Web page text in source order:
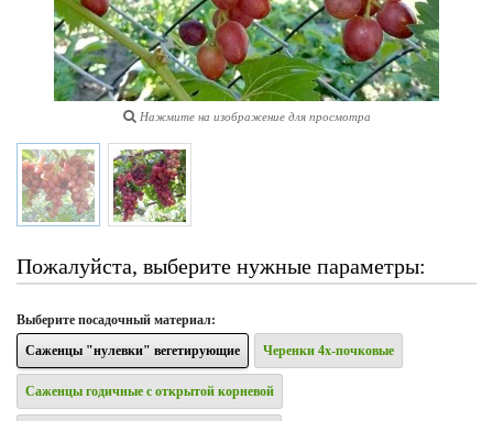
Нажмите на изображение для просмотра
Пожалуйста, выберите нужные параметры:
Выберите посадочный материал:
Саженцы "нулевки" вегетирующие
Черенки 4х-почковые
Саженцы годичные с открытой корневой